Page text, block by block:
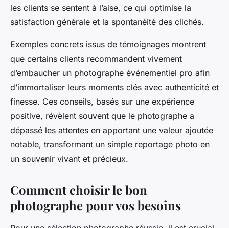
les clients se sentent à l’aise, ce qui optimise la
satisfaction générale et la spontanéité des clichés.
Exemples concrets issus de témoignages montrent
que certains clients recommandent vivement
d’embaucher un photographe événementiel pro afin
d’immortaliser leurs moments clés avec authenticité et
finesse. Ces conseils, basés sur une expérience
positive, révèlent souvent que le photographe a
dépassé les attentes en apportant une valeur ajoutée
notable, transformant un simple reportage photo en
un souvenir vivant et précieux.
Comment choisir le bon
photographe pour vos besoins